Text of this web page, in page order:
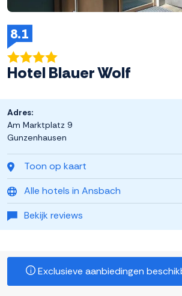
8.1
Hotel Blauer Wolf
Toon op kaart
Alle hotels in Ansbach
Bekijk reviews
Adres:
Am Marktplatz 9
Gunzenhausen
Exclusieve aanbiedingen